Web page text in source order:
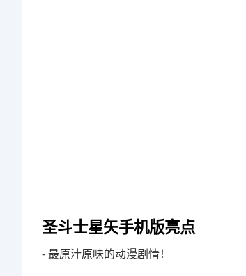
圣斗士星矢手机版亮点
- 最原汁原味的动漫剧情！